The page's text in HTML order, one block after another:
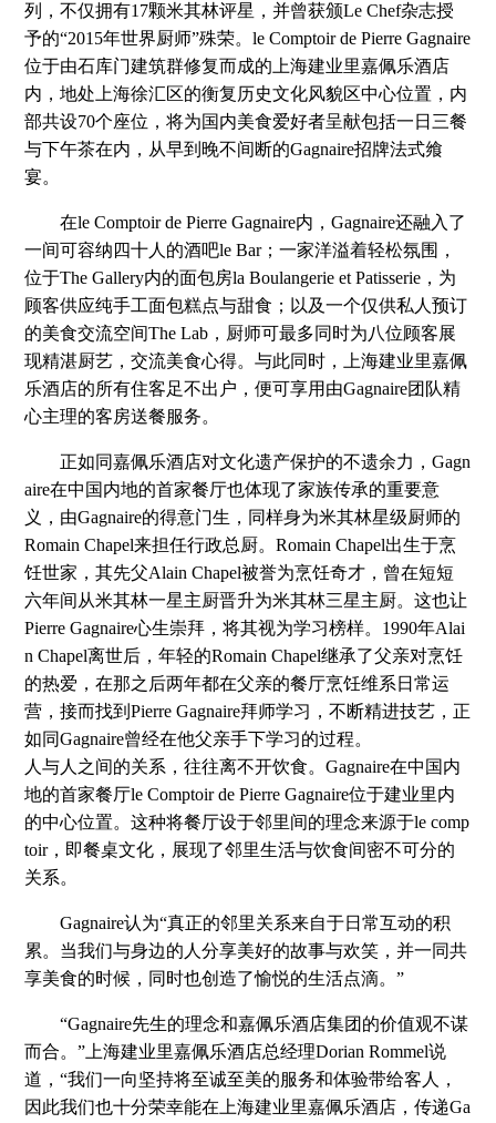
列，不仅拥有17颗米其林评星，并曾获颁Le Chef杂志授
予的“2015年世界厨师”殊荣。le Comptoir de Pierre Gagnaire
位于由石库门建筑群修复而成的上海建业里嘉佩乐酒店
内，地处上海徐汇区的衡复历史文化风貌区中心位置，内
部共设70个座位，将为国内美食爱好者呈献包括一日三餐
与下午茶在内，从早到晚不间断的Gagnaire招牌法式飨
宴。
在le Comptoir de Pierre Gagnaire内，Gagnaire还融入了
一间可容纳四十人的酒吧le Bar；一家洋溢着轻松氛围，
位于The Gallery内的面包房la Boulangerie et Patisserie，为
顾客供应纯手工面包糕点与甜食；以及一个仅供私人预订
的美食交流空间The Lab，厨师可最多同时为八位顾客展
现精湛厨艺，交流美食心得。与此同时，上海建业里嘉佩
乐酒店的所有住客足不出户，便可享用由Gagnaire团队精
心主理的客房送餐服务。
正如同嘉佩乐酒店对文化遗产保护的不遗余力，Gagn
aire在中国内地的首家餐厅也体现了家族传承的重要意
义，由Gagnaire的得意门生，同样身为米其林星级厨师的
Romain Chapel来担任行政总厨。Romain Chapel出生于烹
饪世家，其先父Alain Chapel被誉为烹饪奇才，曾在短短
六年间从米其林一星主厨晋升为米其林三星主厨。这也让
Pierre Gagnaire心生崇拜，将其视为学习榜样。1990年Alai
n Chapel离世后，年轻的Romain Chapel继承了父亲对烹饪
的热爱，在那之后两年都在父亲的餐厅烹饪维系日常运
营，接而找到Pierre Gagnaire拜师学习，不断精进技艺，正
如同Gagnaire曾经在他父亲手下学习的过程。
人与人之间的关系，往往离不开饮食。Gagnaire在中国内
地的首家餐厅le Comptoir de Pierre Gagnaire位于建业里内
的中心位置。这种将餐厅设于邻里间的理念来源于le comp
toir，即餐桌文化，展现了邻里生活与饮食间密不可分的
关系。
Gagnaire认为“真正的邻里关系来自于日常互动的积
累。当我们与身边的人分享美好的故事与欢笑，并一同共
享美食的时候，同时也创造了愉悦的生活点滴。”
“Gagnaire先生的理念和嘉佩乐酒店集团的价值观不谋
而合。”上海建业里嘉佩乐酒店总经理Dorian Rommel说
道，“我们一向坚持将至诚至美的服务和体验带给客人，
因此我们也十分荣幸能在上海建业里嘉佩乐酒店，传递Ga